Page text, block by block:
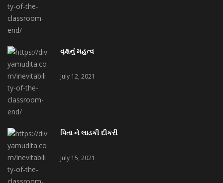
વૃક્ષનું મહત્વ
July 12, 2021
પિતા ને લાડકી દીકરી
July 15, 2021